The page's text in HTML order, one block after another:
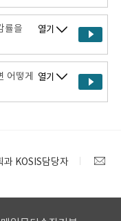
률을
열기
어떻게
열기
과 KOSIS담당자